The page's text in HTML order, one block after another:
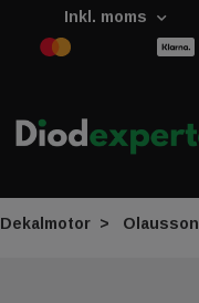
Inkl. moms
Dekalmotor Olausson